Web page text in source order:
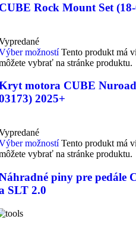
Rock Mount Set
možností Tento produkt má
vybrať na stránke produktu.
motora CUBE
2025+
možností Tento produkt má
vybrať na stránke produktu.
piny pre pedále
SLT 2.0